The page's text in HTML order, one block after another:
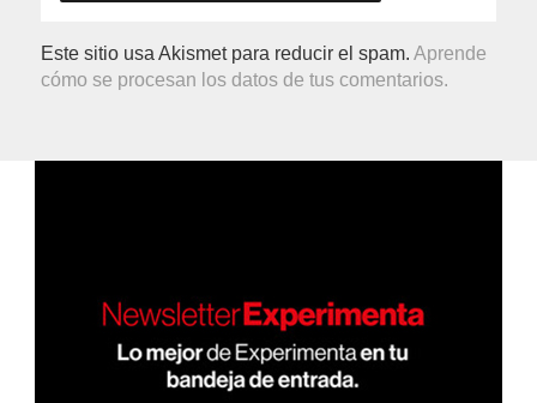
Este sitio usa Akismet para reducir el spam.Aprende
cómo se procesan los datos de tus comentarios.